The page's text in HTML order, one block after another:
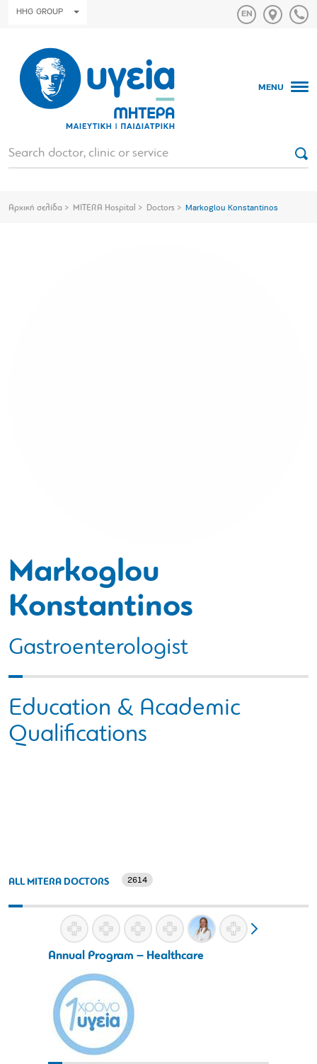
HHG GROUP
MENU
Αρχική σελίδα MITERA Hospital Doctors Markoglou Konstantinos
Markoglou
Konstantinos
Gastroenterologist
Education & Academic
Qualifications
ALL MITERA DOCTORS 2614
Annual Program – Healthcare